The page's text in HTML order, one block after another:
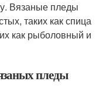
Вязаные пледы
таких как спица
как рыболовный и
пледы